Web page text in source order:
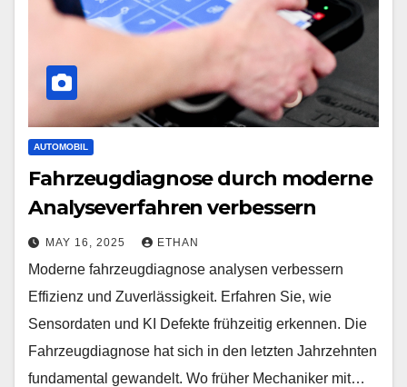
AUTOMOBIL
Fahrzeugdiagnose durch moderne
Analyseverfahren verbessern
MAY 16, 2025 ETHAN
Moderne fahrzeugdiagnose analysen verbessern
Effizienz und Zuverlässigkeit. Erfahren Sie, wie
Sensordaten und KI Defekte frühzeitig erkennen. Die
Fahrzeugdiagnose hat sich in den letzten Jahrzehnten
fundamental gewandelt. Wo früher Mechaniker mit…